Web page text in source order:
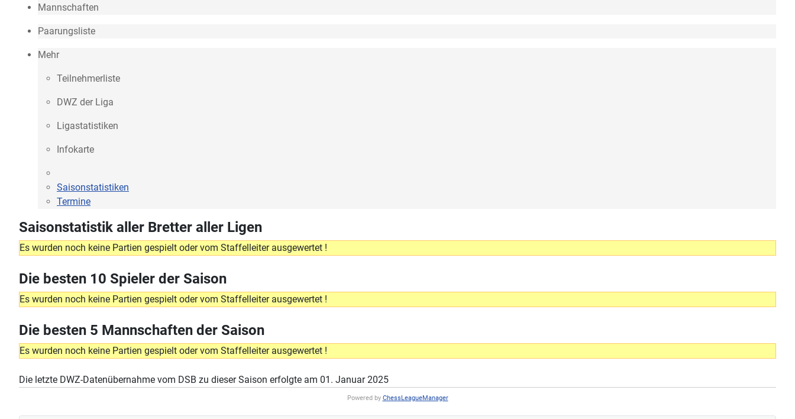
Mannschaften
Paarungsliste
Mehr
Teilnehmerliste
DWZ der Liga
Ligastatistiken
Infokarte
Saisonstatistiken
Termine
Saisonstatistik aller Bretter aller Ligen
Es wurden noch keine Partien gespielt oder vom Staffelleiter ausgewertet !
Die besten 10 Spieler der Saison
Es wurden noch keine Partien gespielt oder vom Staffelleiter ausgewertet !
Die besten 5 Mannschaften der Saison
Es wurden noch keine Partien gespielt oder vom Staffelleiter ausgewertet !
Die letzte DWZ-Datenübernahme vom DSB zu dieser Saison erfolgte am 01. Januar 2025
Powered by ChessLeagueManager